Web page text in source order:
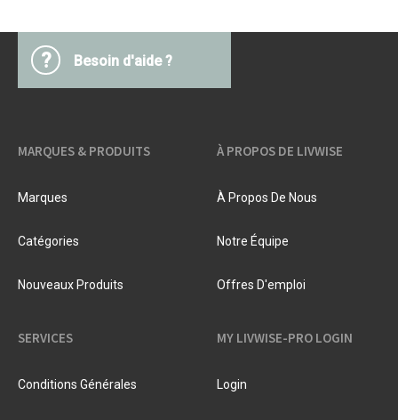
? Besoin d'aide ?
MARQUES & PRODUITS
Marques
Catégories
Nouveaux Produits
À PROPOS DE LIVWISE
À Propos De Nous
Notre Équipe
Offres D'emploi
SERVICES
Conditions Générales
MY LIVWISE-PRO LOGIN
Login